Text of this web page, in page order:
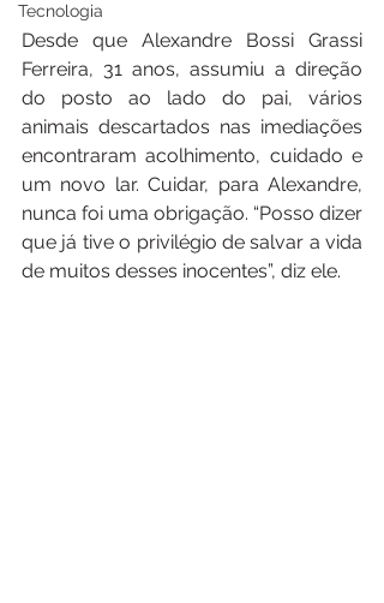
Tecnologia
Desde que Alexandre Bossi Grassi
Ferreira, 31 anos, assumiu a direção
do posto ao lado do pai, vários
animais descartados nas imediações
encontraram acolhimento, cuidado e
um novo lar. Cuidar, para Alexandre,
nunca foi uma obrigação. “Posso dizer
que já tive o privilégio de salvar a vida
de muitos desses inocentes”, diz ele.